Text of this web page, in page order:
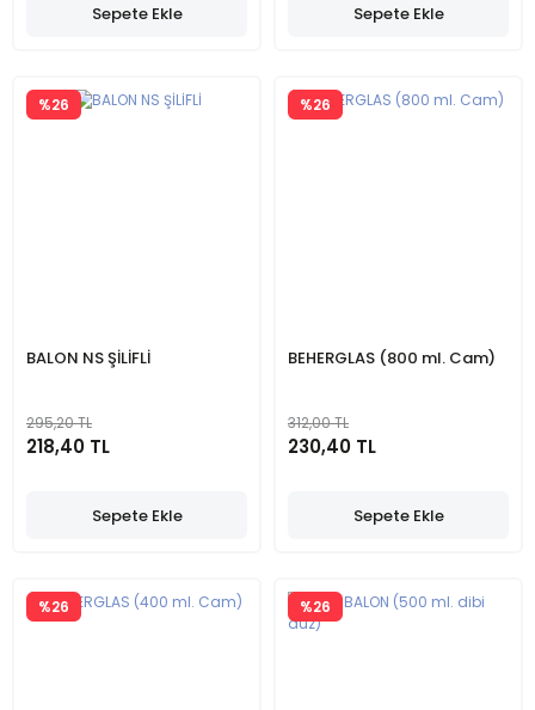
Sepete Ekle Sepete Ekle
BALON NS ŞİLİFLİ
%26
295,20 TL
218,40 TL
Sepete Ekle
BEHERGLAS (800 ml. Cam)
%26
312,00 TL
230,40 TL
Sepete Ekle
%26 %26